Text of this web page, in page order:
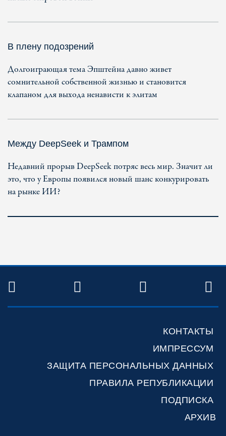
В плену подозрений
Долгоиграющая тема Эпштейна давно живет
сомнительной собственной жизнью и становится
клапаном для выхода ненависти к элитам
Между DeepSeek и Трампом
Недавний прорыв DeepSeek потряс весь мир. Значит ли
это, что у Европы появился новый шанс конкурировать
на рынке ИИ?
TWITTER FACEBOOKYOUTUBE
КОНТАКТЫ
ИМПРЕССУМ
ЗАЩИТА ПЕРСОНАЛЬНЫХ ДАННЫХ
ПРАВИЛА РЕПУБЛИКАЦИИ
ПОДПИСКА
АРХИВ